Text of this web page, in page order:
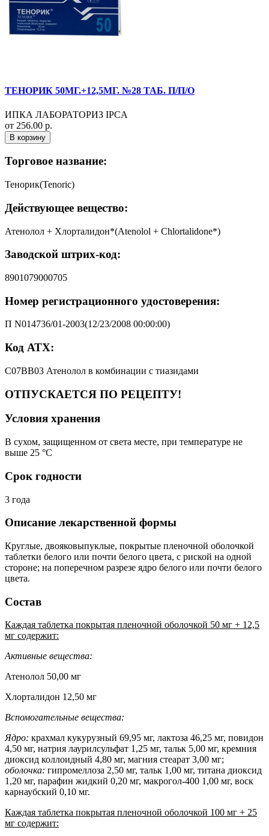
ТЕНОРИК 50МГ.+12,5МГ. №28 ТАБ. П/П/О
ИПКА ЛАБОРАТОРИЗ IPCA
от 256.00 р.
В корзину
Торговое название:
Тенорик(Tenoric)
Действующее вещество:
Атенолол + Хлорталидон*(Atenolol + Chlortalidone*)
Заводской штрих-код:
8901079000705
Номер регистрационного удостоверения:
П N014736/01-2003(12/23/2008 00:00:00)
Код АТХ:
C07BB03 Атенолол в комбинации с тиазидами
ОТПУСКАЕТСЯ ПО РЕЦЕПТУ!
Условия хранения
В сухом, защищенном от света месте, при температуре не
выше 25 °C
Срок годности
3 года
Описание лекарственной формы
Круглые, двояковыпуклые, покрытые пленочной оболочкой
таблетки белого или почти белого цвета, с риской на одной
стороне; на поперечном разрезе ядро белого или почти белого
цвета.
Состав
Каждая таблетка покрытая пленочной оболочкой 50 мг + 12,5
мг содержит:
Активные вещества:
Атенолол 50,00 мг
Хлорталидон 12,50 мг
Вспомогательные вещества:
Ядро: крахмал кукурузный 69,95 мг, лактоза 46,25 мг, повидон
4,50 мг, натрия лаурилсульфат 1,25 мг, тальк 5,00 мг, кремния
диоксид коллоидный 4,80 мг, магния стеарат 3,00 мг;
оболочка: гипромеллоза 2,50 мг, тальк 1,00 мг, титана диоксид
1,20 мг, парафин жидкий 0,20 мг, макрогол-400 1,00 мг, воск
карнаубский 0,10 мг.
Каждая таблетка покрытая пленочной оболочкой 100 мг + 25
мг содержит: